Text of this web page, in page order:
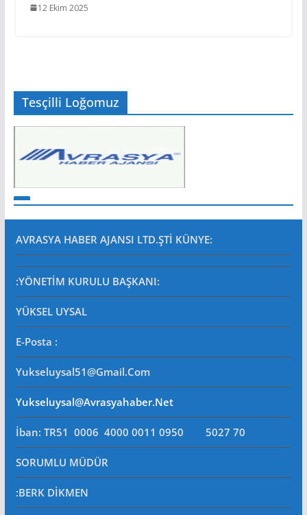
12 Ekim 2025
Tesçilli Loğomuz
AVRASYA HABER AJANSI LTD.ŞTİ KÜNYE:
:YÖNETİM KURULU BAŞKANI:
YÜKSEL UYSAL
E-Posta :
Yukseluysal51@gmail.com
Yukseluysal@avrasyahaber.net
İban: TR51 0006 4000 0011 0950 5027 70
SORUMLU MÜDÜR
:BERK DİKMEN